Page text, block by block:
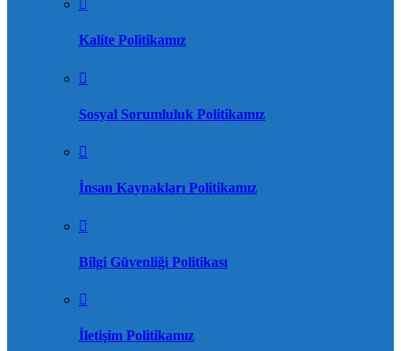
Kalite Politikamız
Sosyal Sorumluluk Politikamız
İnsan Kaynakları Politikamız
Bilgi Güvenliği Politikası
İletişim Politikamız